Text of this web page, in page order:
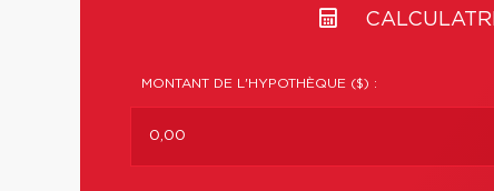
MONTANT DE L'HYPOTHÈQUE ($) :